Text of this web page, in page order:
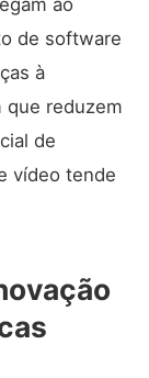
de software
à
que reduzem
de
vídeo tende